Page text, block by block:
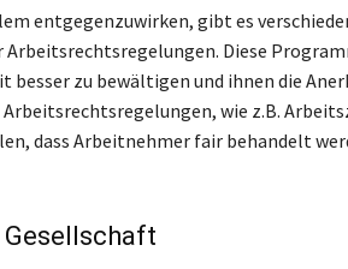
entgegenzuwirken, gibt es
Arbeitsrechtsregelungen. Diese
besser zu bewältigen und ihnen die
Arbeitsrechtsregelungen, wie z.B.
dass Arbeitnehmer fair behandelt
Gesellschaft